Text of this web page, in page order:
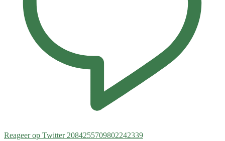
Reageer op Twitter 2084255709802242339